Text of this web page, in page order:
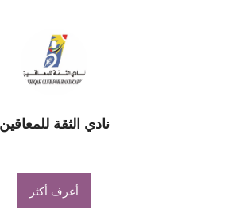
نادي الثقة للمعاقين
أعرف أكثر